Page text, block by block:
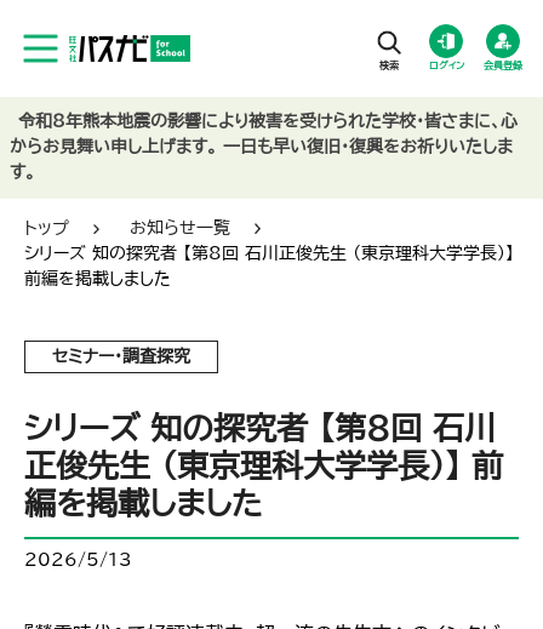
ログイン 会員登録
トップ
お知らせ一覧
シリーズ 知の探究者 【第8回 石川正俊先生 （東京理科大学学長）】
前編を掲載しました
セミナー・調査探究
シリーズ 知の探究者 【第8回 石川
正俊先生 （東京理科大学学長）】 前
編を掲載しました
2026/5/13
令和8年熊本地震の影響により被害を受けられた学校・皆さまに、心
からお見舞い申し上げます。 一日も早い復旧・復興をお祈りいたしま
す。